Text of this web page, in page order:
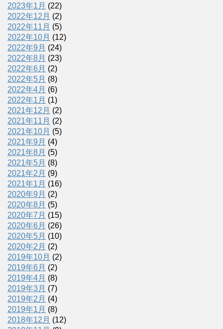
2023年1月 (22)
2022年12月 (2)
2022年11月 (5)
2022年10月 (12)
2022年9月 (24)
2022年8月 (23)
2022年6月 (2)
2022年5月 (8)
2022年4月 (6)
2022年1月 (1)
2021年12月 (2)
2021年11月 (2)
2021年10月 (5)
2021年9月 (4)
2021年8月 (5)
2021年5月 (8)
2021年2月 (9)
2021年1月 (16)
2020年9月 (2)
2020年8月 (5)
2020年7月 (15)
2020年6月 (26)
2020年5月 (10)
2020年2月 (2)
2019年10月 (2)
2019年6月 (2)
2019年4月 (8)
2019年3月 (7)
2019年2月 (4)
2019年1月 (8)
2018年12月 (12)